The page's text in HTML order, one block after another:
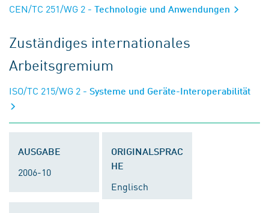
CEN/TC 251/WG 2 - Technologie und Anwendungen
Zuständiges internationales
Arbeitsgremium
ISO/TC 215/WG 2 - Systeme und Geräte-Interoperabilität
AUSGABE
2006-10
ORIGINALSPRAC
HE
Englisch